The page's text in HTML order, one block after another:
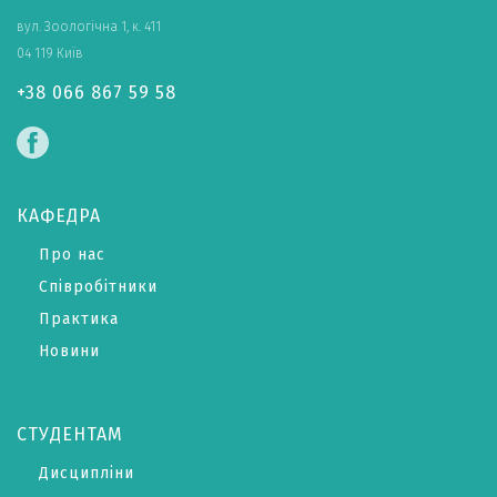
вул. Зоологічна 1, к. 411
04 119 Київ
+38 066 867 59 58
КАФЕДРА
Про нас
Співробітники
Практика
Новини
СТУДЕНТАМ
Дисципліни